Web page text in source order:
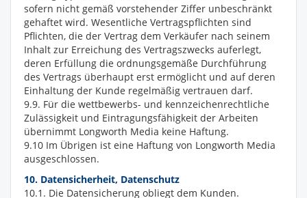
sofern nicht gemäß vorstehender Ziffer unbeschränkt
gehaftet wird. Wesentliche Vertragspflichten sind
Pflichten, die der Vertrag dem Verkäufer nach seinem
Inhalt zur Erreichung des Vertragszwecks auferlegt,
deren Erfüllung die ordnungsgemäße Durchführung
des Vertrags überhaupt erst ermöglicht und auf deren
Einhaltung der Kunde regelmäßig vertrauen darf.
9.9. Für die wettbewerbs- und kennzeichenrechtliche
Zulässigkeit und Eintragungsfähigkeit der Arbeiten
übernimmt Longworth Media keine Haftung.
9.10 Im Übrigen ist eine Haftung von Longworth Media
ausgeschlossen.
10. Datensicherheit, Datenschutz
10.1. Die Datensicherung obliegt dem Kunden.